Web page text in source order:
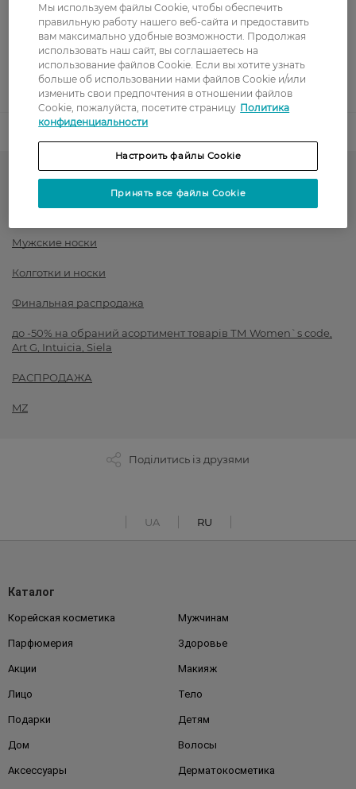
Оплата картой
Послеоплата
Показать больше
Код товара
-50% на обраний асортимент
Носки
Мужские носки
Колготки и носки
Финальная распродажа
до -50% на обраний асортимент товарів ТМ Women`s code,
Art G, Intuicia, Siela
РАСПРОДАЖА
MZ
Поділитись із друзями
UA RU
Каталог
Корейская косметика Мужчинам
Парфюмерия Здоровье
Акции Макияж
Лицо Тело
Подарки Детям
Дом Волосы
Аксессуары Дерматокосметика
Мы используем файлы Cookie, чтобы обеспечить
правильную работу нашего веб-сайта и предоставить
вам максимально удобные возможности. Продолжая
использовать наш сайт, вы соглашаетесь на
использование файлов Cookie. Если вы хотите узнать
больше об использовании нами файлов Cookie и/или
изменить свои предпочтения в отношении файлов
Cookie, пожалуйста, посетите страницу Политика
конфиденциальности
Настроить файлы Cookie
Принять все файлы Cookie